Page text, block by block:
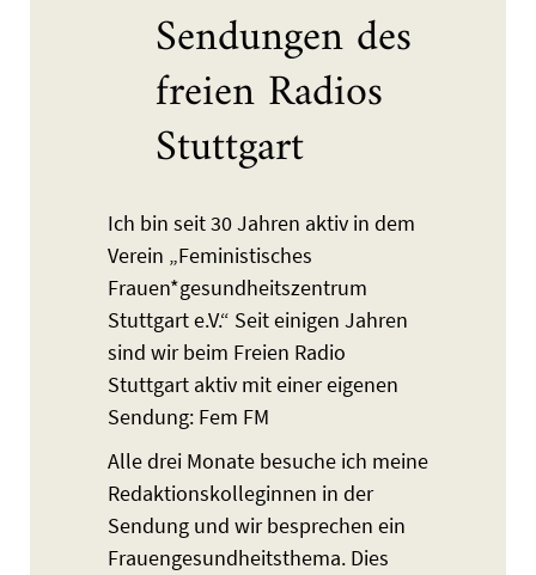
Sendungen des
freien Radios
Stuttgart
Ich bin seit 30 Jahren aktiv in dem
Verein „Feministisches
Frauen*gesundheitszentrum
Stuttgart e.V.“ Seit einigen Jahren
sind wir beim Freien Radio
Stuttgart aktiv mit einer eigenen
Sendung: Fem FM
Alle drei Monate besuche ich meine
Redaktionskolleginnen in der
Sendung und wir besprechen ein
Frauengesundheitsthema. Dies